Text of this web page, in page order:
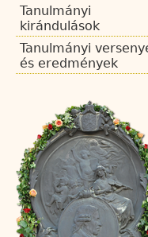
Tanulmányi
kirándulások
Tanulmányi
és eredmények